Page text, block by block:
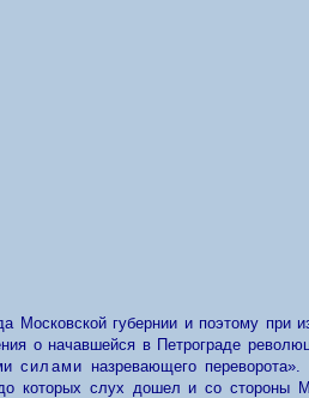
Московской губернии и поэтому при
о начавшейся в Петрограде
силами назревающего переворота».
которых слух дошел и со стороны